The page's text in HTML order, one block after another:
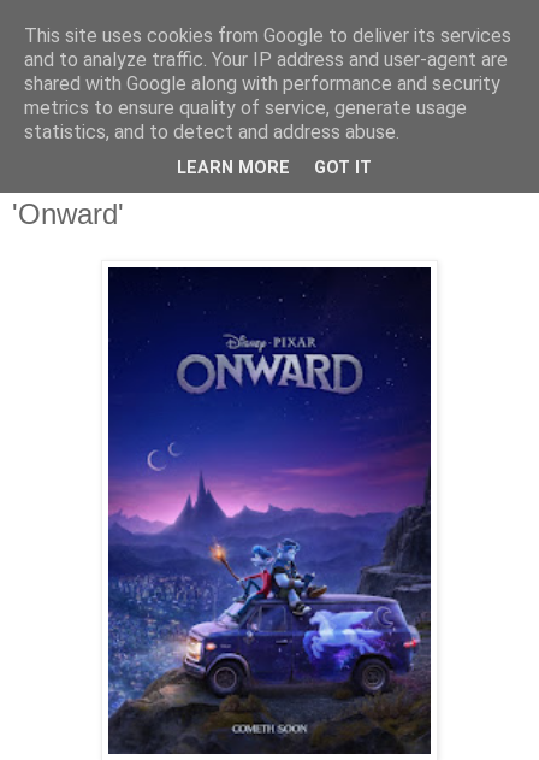
Tráiler de la nueva aventura de Pixar
'Onward'
This site uses cookies from Google to deliver its services
and to analyze traffic. Your IP address and user-agent are
shared with Google along with performance and security
metrics to ensure quality of service, generate usage
statistics, and to detect and address abuse.
LEARN MORE GOT IT